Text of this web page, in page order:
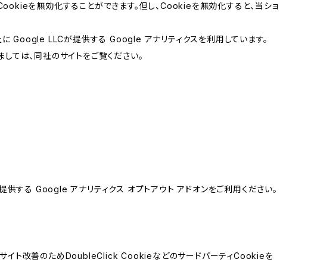
を無効化することができます。但し、Cookieを無効化すると、当ショ
に Google LLCが提供する Google アナリティクスを利用しています。
は、同社のサイトをご覧ください。
する Google アナリティクス オプトアウト アドオンをご利用ください。
サイト改善のためDoubleClick CookieなどのサードパーティCookieを